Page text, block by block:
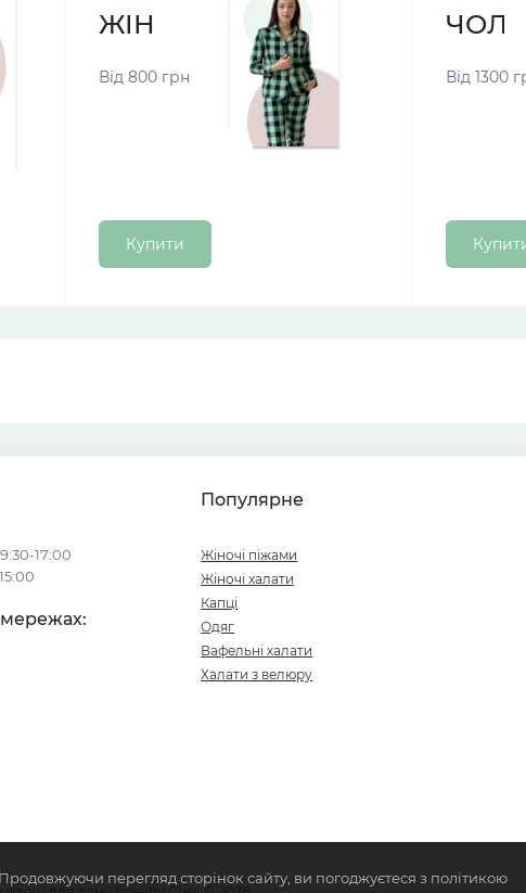
ЖІНОЧІ ПІЖАМИ
Від 800 грн
Купити
Від 1300
17:00
Популярне
Жіночі піжами
Жіночі халати
Капці
Одяг
Вафельні халати
Халати з велюру
перегляд сторінок сайту, ви погоджуєтеся з політикою